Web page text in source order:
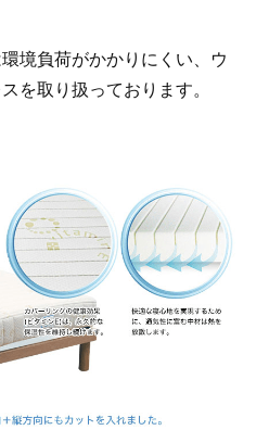
境負荷がかかりにくい、ウ
を取り扱っております。